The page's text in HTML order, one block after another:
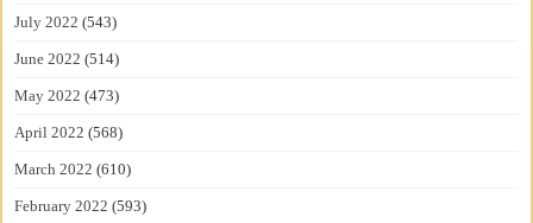
July 2022 (543)
June 2022 (514)
May 2022 (473)
April 2022 (568)
March 2022 (610)
February 2022 (593)